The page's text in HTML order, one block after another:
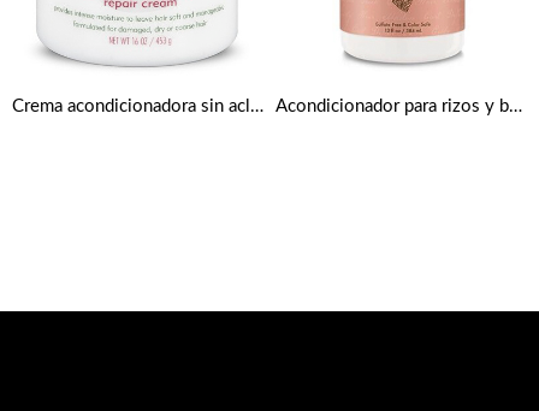
Crema acondicionadora sin aclarado de 453 g de Cantu Acondicionador para rizos y brillo de coco e hibisco de Shea Moisture